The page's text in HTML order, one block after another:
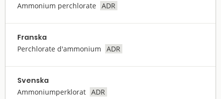
Ammonium perchlorate ADR
Franska
Perchlorate d'ammonium ADR
Svenska
Ammoniumperklorat ADR